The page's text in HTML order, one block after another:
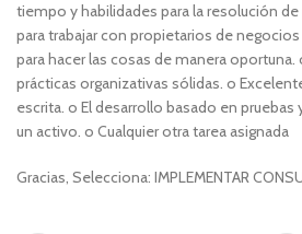
tiempo y habilidades para la resolución
para trabajar con propietarios de
para hacer las cosas de manera
prácticas organizativas sólidas. o
escrita. o El desarrollo basado en
un activo. o Cualquier otra tarea asignada
Gracias, Selecciona: IMPLEMENTAR